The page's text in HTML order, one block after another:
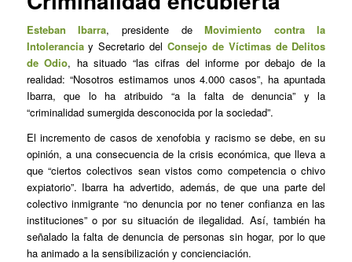
Esteban Ibarra, presidente deMovimiento contra la
Intoleranciay Secretario del Consejo de Víctimas de Delitos
de Odio, ha situado “las cifras del informe por debajo de la
realidad: “Nosotros estimamos unos 4.000 casos”, ha apuntada
Ibarra, que lo ha atribuido “a la falta de denuncia” y la
“criminalidad sumergida desconocida por la sociedad”.
El incremento de casos de xenofobia y racismo se debe, en su
opinión, a una consecuencia de la crisis económica, que lleva a
que “ciertos colectivos sean vistos como competencia o chivo
expiatorio”. Ibarra ha advertido, además, de que una parte del
colectivo inmigrante “no denuncia por no tener confianza en las
instituciones” o por su situación de ilegalidad. Así, también ha
señalado la falta de denuncia de personas sin hogar, por lo que
ha animado a la sensibilización y concienciación.